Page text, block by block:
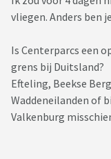
vliegen. Anders ben
Is Centerparcs een
grens bij Duitsland?
Efteling, Beekse
Waddeneilanden of
Valkenburg